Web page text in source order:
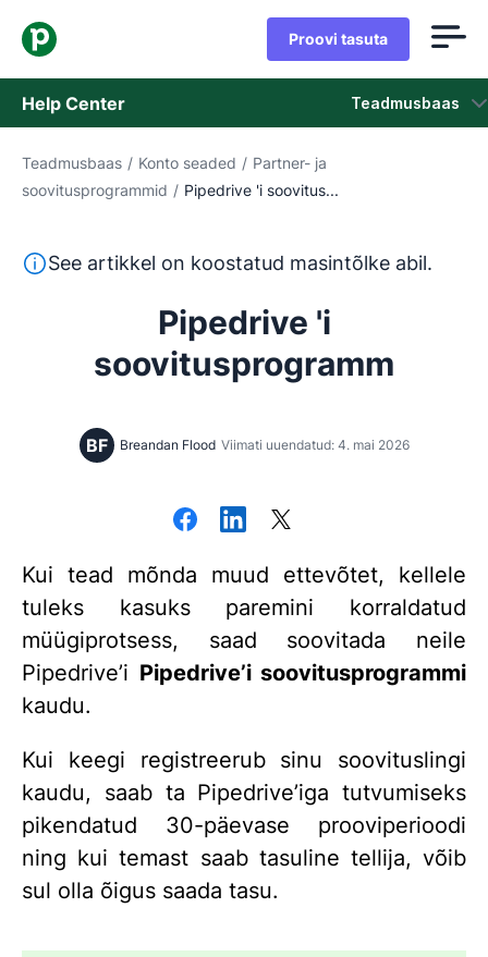
Proovi tasuta
Help Center Teadmusbaas
Teadmusbaas
Võta ühendust klienditoega
Teadmusbaas / Konto seaded / Partner- ja
soovitusprogrammid / Pipedrive 'i soovitus...
See tekst on tõlgitud inglise keelest
See artikkel on koostatud masintõlke abil.
Pipedrive 'i
soovitusprogramm
BF Breandan Flood Viimati uuendatud: 4. mai 2026
Kui tead mõnda muud ettevõtet, kellele
tuleks kasuks paremini korraldatud
müügiprotsess, saad soovitada neile
Pipedrive’i Pipedrive’i soovitusprogrammi
kaudu.
Kui keegi registreerub sinu soovituslingi
kaudu, saab ta Pipedrive’iga tutvumiseks
pikendatud 30-päevase prooviperioodi
ning kui temast saab tasuline tellija, võib
sul olla õigus saada tasu.